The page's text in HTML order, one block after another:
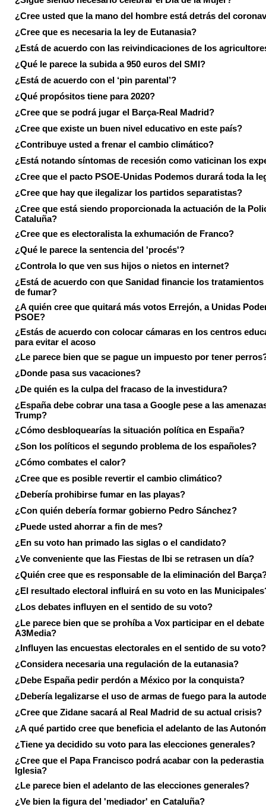
¿Cree usted que la mano del hombre está detrás del
¿Cree que es necesaria la ley de Eutanasia?
¿Está de acuerdo con las reivindicaciones de los
¿Qué le parece la subida a 950 euros del SMI?
¿Está de acuerdo con el ‘pin parental’?
¿Qué propósitos tiene para 2020?
¿Cree que se podrá jugar el Barça-Real Madrid?
¿Cree que existe un buen nivel educativo en este país?
¿Contribuye usted a frenar el cambio climático?
¿Está notando síntomas de recesión como vaticinan los
¿Cree que el pacto PSOE-Unidas Podemos durará toda la
¿Cree que hay que ilegalizar los partidos separatistas?
¿Cree que está siendo proporcionada la actuación de la
Cataluña?
¿Cree que es electoralista la exhumación de Franco?
¿Qué le parece la sentencia del 'procés'?
¿Controla lo que ven sus hijos o nietos en internet?
¿Está de acuerdo con que Sanidad financie los tratamientos
de fumar?
¿A quién cree que quitará más votos Errejón, a Unidas
PSOE?
¿Estás de acuerdo con colocar cámaras en los centros
para evitar el acoso
¿Le parece bien que se pague un impuesto por tener
¿Donde pasa sus vacaciones?
¿De quién es la culpa del fracaso de la investidura?
¿España debe cobrar una tasa a Google pese a las
Trump?
¿Cómo desbloquearías la situación política en España?
¿Son los políticos el segundo problema de los españoles?
¿Cómo combates el calor?
¿Cree que es posible revertir el cambio climático?
¿Debería prohibirse fumar en las playas?
¿Con quién debería formar gobierno Pedro Sánchez?
¿Puede usted ahorrar a fin de mes?
¿En su voto han primado las siglas o el candidato?
¿Ve conveniente que las Fiestas de Ibi se retrasen un día?
¿Quién cree que es responsable de la eliminación del
¿El resultado electoral influirá en su voto en las
¿Los debates influyen en el sentido de su voto?
¿Le parece bien que se prohíba a Vox participar en el debate
A3Media?
¿Influyen las encuestas electorales en el sentido de su voto?
¿Considera necesaria una regulación de la eutanasia?
¿Debe España pedir perdón a México por la conquista?
¿Debería legalizarse el uso de armas de fuego para la
¿Cree que Zidane sacará al Real Madrid de su actual crisis?
¿A qué partido cree que beneficia el adelanto de las
¿Tiene ya decidido su voto para las elecciones generales?
¿Cree que el Papa Francisco podrá acabar con la pederastia
Iglesia?
¿Le parece bien el adelanto de las elecciones generales?
¿Ve bien la figura del 'mediador' en Cataluña?